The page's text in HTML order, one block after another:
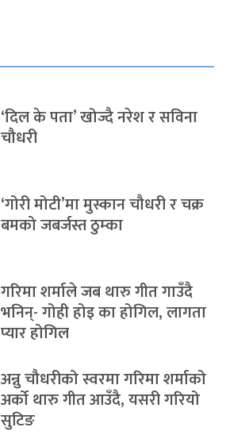
‘दिल के पता’ खोज्दै नरेश र सविना
चौधरी
‘गोरी मोटी’मा मुस्कान चौधरी र चक्र
बमको जबर्जस्त ठुम्का
गरिमा शर्माले जब थारु गीत गाउँदै
भनिन्- गोही होइ का होगिल, लागता
प्यार होगिल
अन्नु चौधरीको स्वरमा गरिमा शर्माको
अर्को थारु गीत आउँदै, यसरी गरियो
सुटिङ